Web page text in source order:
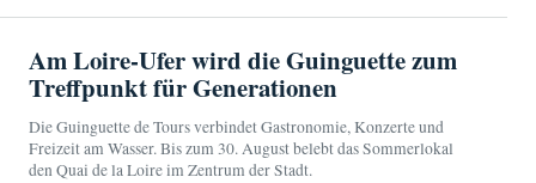
Am Loire-Ufer wird die Guinguette zum
Treffpunkt für Generationen
Die Guinguette de Tours verbindet Gastronomie, Konzerte und
Freizeit am Wasser. Bis zum 30. August belebt das Sommerlokal
den Quai de la Loire im Zentrum der Stadt.